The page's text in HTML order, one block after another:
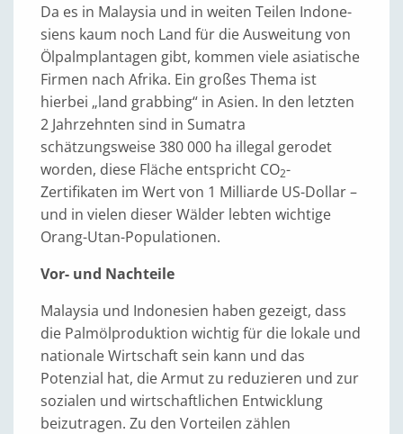
Da es in Malaysia und in weiten Teilen Indone­
siens kaum noch Land für die Ausweitung von
Ölpalmplantagen gibt, kommen viele asiatische
Firmen nach Afrika. Ein großes Thema ist
hierbei „land grabbing“ in Asien. In den letzten
2 Jahrzehnten sind in Sumatra
schätzungsweise 380 000 ha illegal gerodet
worden, diese Fläche entspricht CO2-
Zertifikaten im Wert von 1 Milliarde US-Dollar –
und in vielen dieser Wälder lebten wichtige
Orang-Utan-Populationen.
Vor- und Nachteile
Malaysia und Indonesien haben gezeigt, dass
die Palmölproduktion wichtig für die lokale und
nationale Wirtschaft sein kann und das
Potenzial hat, die Armut zu reduzieren und zur
sozialen und wirtschaftlichen Entwicklung
beizutragen. Zu den Vorteilen zählen